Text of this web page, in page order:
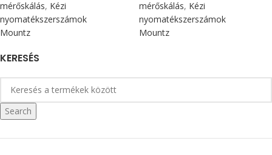
KERESÉS
Search
mérőskálás, Kézi
nyomatékszerszámok
Mountz
mérőskálás, Kézi
nyomatékszerszámok
Mountz